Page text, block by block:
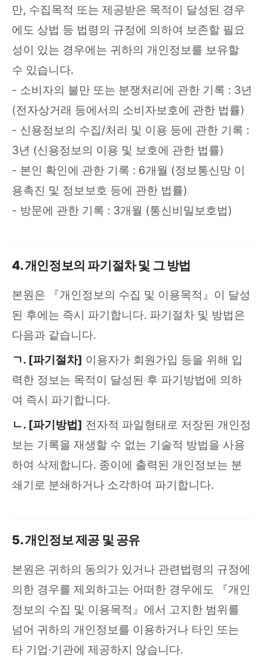
만, 수집목적 또는 제공받은 목적이 달성된 경우
에도 상법 등 법령의 규정에 의하여 보존할 필요
성이 있는 경우에는 귀하의 개인정보를 보유할
수 있습니다.
- 소비자의 불만 또는 분쟁처리에 관한 기록 : 3년
(전자상거래 등에서의 소비자보호에 관한 법률)
- 신용정보의 수집/처리 및 이용 등에 관한 기록 :
3년 (신용정보의 이용 및 보호에 관한 법률)
- 본인 확인에 관한 기록 : 6개월 (정보통신망 이
용촉진 및 정보보호 등에 관한 법률)
- 방문에 관한 기록 : 3개월 (통신비밀보호법)
4. 개인정보의 파기절차 및 그 방법
본원은 『개인정보의 수집 및 이용목적』이 달성
된 후에는 즉시 파기합니다. 파기절차 및 방법은
다음과 같습니다.
ㄱ. [파기절차] 이용자가 회원가입 등을 위해 입
력한 정보는 목적이 달성된 후 파기방법에 의하
여 즉시 파기합니다.
ㄴ. [파기방법] 전자적 파일형태로 저장된 개인정
보는 기록을 재생할 수 없는 기술적 방법을 사용
하여 삭제합니다. 종이에 출력된 개인정보는 분
쇄기로 분쇄하거나 소각하여 파기합니다.
5. 개인정보 제공 및 공유
본원은 귀하의 동의가 있거나 관련법령의 규정에
의한 경우를 제외하고는 어떠한 경우에도 『개인
정보의 수집 및 이용목적』에서 고지한 범위를
넘어 귀하의 개인정보를 이용하거나 타인 또는
타 기업·기관에 제공하지 않습니다.